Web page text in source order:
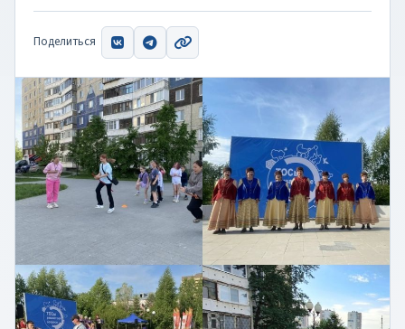
Поделиться ВКонтакте
TelegramСкопировать ссылку